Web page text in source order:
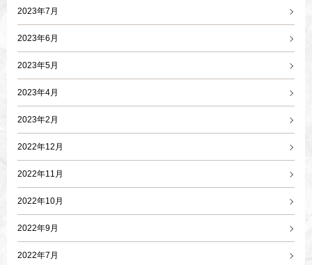
2023年7月
2023年6月
2023年5月
2023年4月
2023年2月
2022年12月
2022年11月
2022年10月
2022年9月
2022年7月